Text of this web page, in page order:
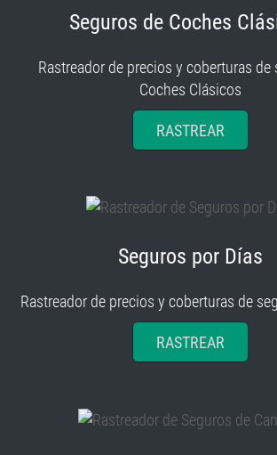
Seguros de Coches
Rastreador de precios y coberturas de
Coches Clásicos
RASTREAR
Seguros por Días
Rastreador de precios y coberturas de
RASTREAR